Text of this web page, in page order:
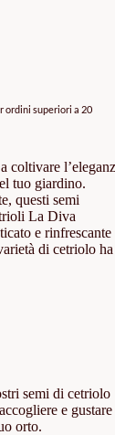
ordini superiori a 20
coltivare
tuo giardino.
questi semi
La Diva
e rinfrescante
di cetriolo ha
semi di cetriolo
e gustare
orto.